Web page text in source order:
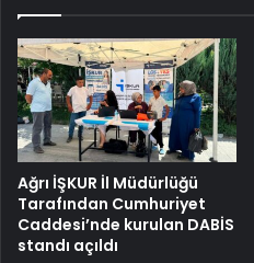
Ağrı İŞKUR İl Müdürlüğü
Tarafından Cumhuriyet
Caddesi’nde kurulan DABİS
standı açıldı